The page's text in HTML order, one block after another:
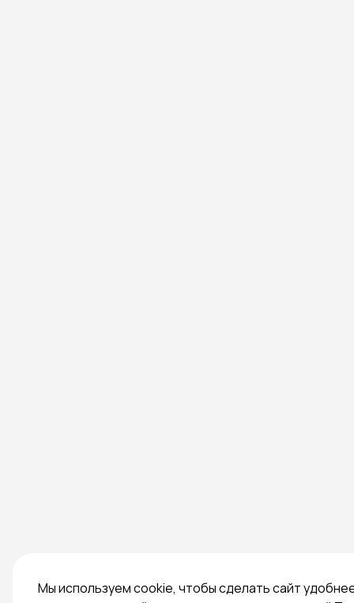
Мы используем cookie, чтобы сделать сайт